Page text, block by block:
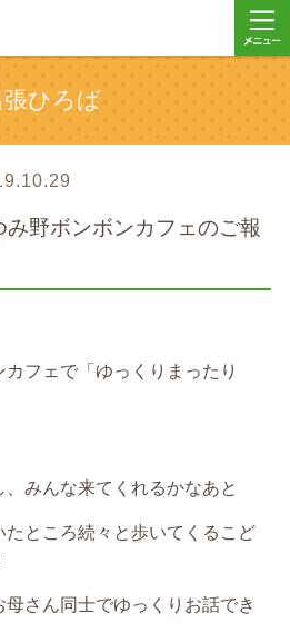
張ひろば
野ボンボンカフェのご報
フェで「ゆっくりまったり
みんな来てくれるかなあと
たところ続々と歩いてくるこど
さん同士でゆっくりお話でき